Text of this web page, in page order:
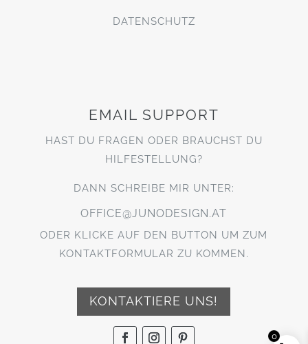
DATENSCHUTZ
EMAIL SUPPORT
HAST DU FRAGEN ODER BRAUCHST DU
HILFESTELLUNG?
DANN SCHREIBE MIR UNTER:
OFFICE@JUNODESIGN.AT
ODER KLICKE AUF DEN BUTTON UM ZUM
KONTAKTFORMULAR ZU KOMMEN.
KONTAKTIERE UNS!
0